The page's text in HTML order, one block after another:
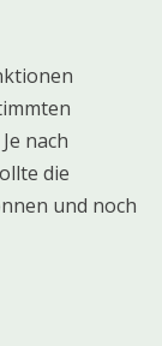
nach
die
und noch